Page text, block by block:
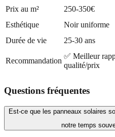
Prix au m²
250-350€
Esthétique
Noir uniforme
Durée de vie
25-30 ans
Recommandation
✅ Meilleur
qualité/prix
Questions fréquentes
Est-ce que les panneaux solaires
notre temps